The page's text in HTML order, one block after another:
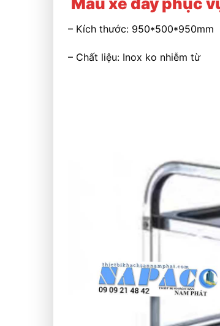
– Kích thước: 950*500*950mm
– Chất liệu: Inox ko nhiễm từ